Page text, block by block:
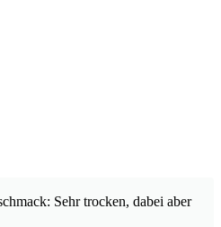
Sehr trocken, dabei aber